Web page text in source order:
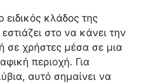
ειδικός κλάδος της
στο να κάνει την
σε χρήστες μέσα σε μια
περιοχή. Για
αυτό σημαίνει να